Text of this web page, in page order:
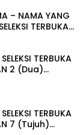
– NAMA YANG
TERBUKA
KONAWE
TERBUKA
2 (Dua)
TERBUKA
7 (Tujuh)